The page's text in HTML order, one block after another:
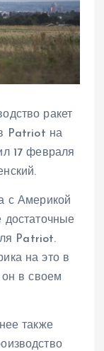
ракет
Patriot на
17 февраля
с Америкой
достаточные
Patriot.
на это в
в своем
также